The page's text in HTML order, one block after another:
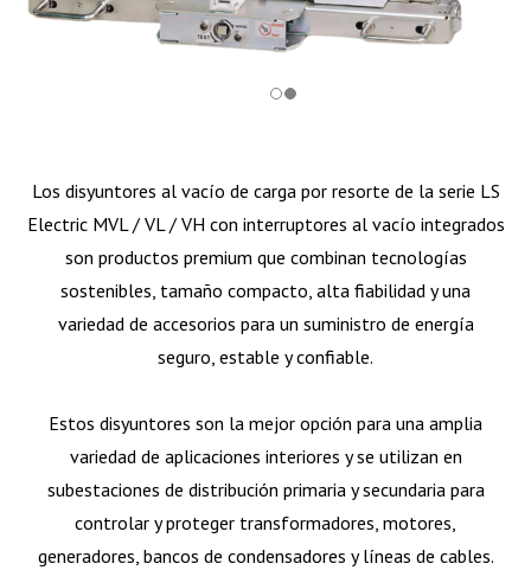
Los disyuntores al vacío de carga por resorte de la serie LS
Electric MVL / VL / VH con interruptores al vacío integrados
son productos premium que combinan tecnologías
sostenibles, tamaño compacto, alta fiabilidad y una
variedad de accesorios para un suministro de energía
seguro, estable y confiable.
Estos disyuntores son la mejor opción para una amplia
variedad de aplicaciones interiores y se utilizan en
subestaciones de distribución primaria y secundaria para
controlar y proteger transformadores, motores,
generadores, bancos de condensadores y líneas de cables.